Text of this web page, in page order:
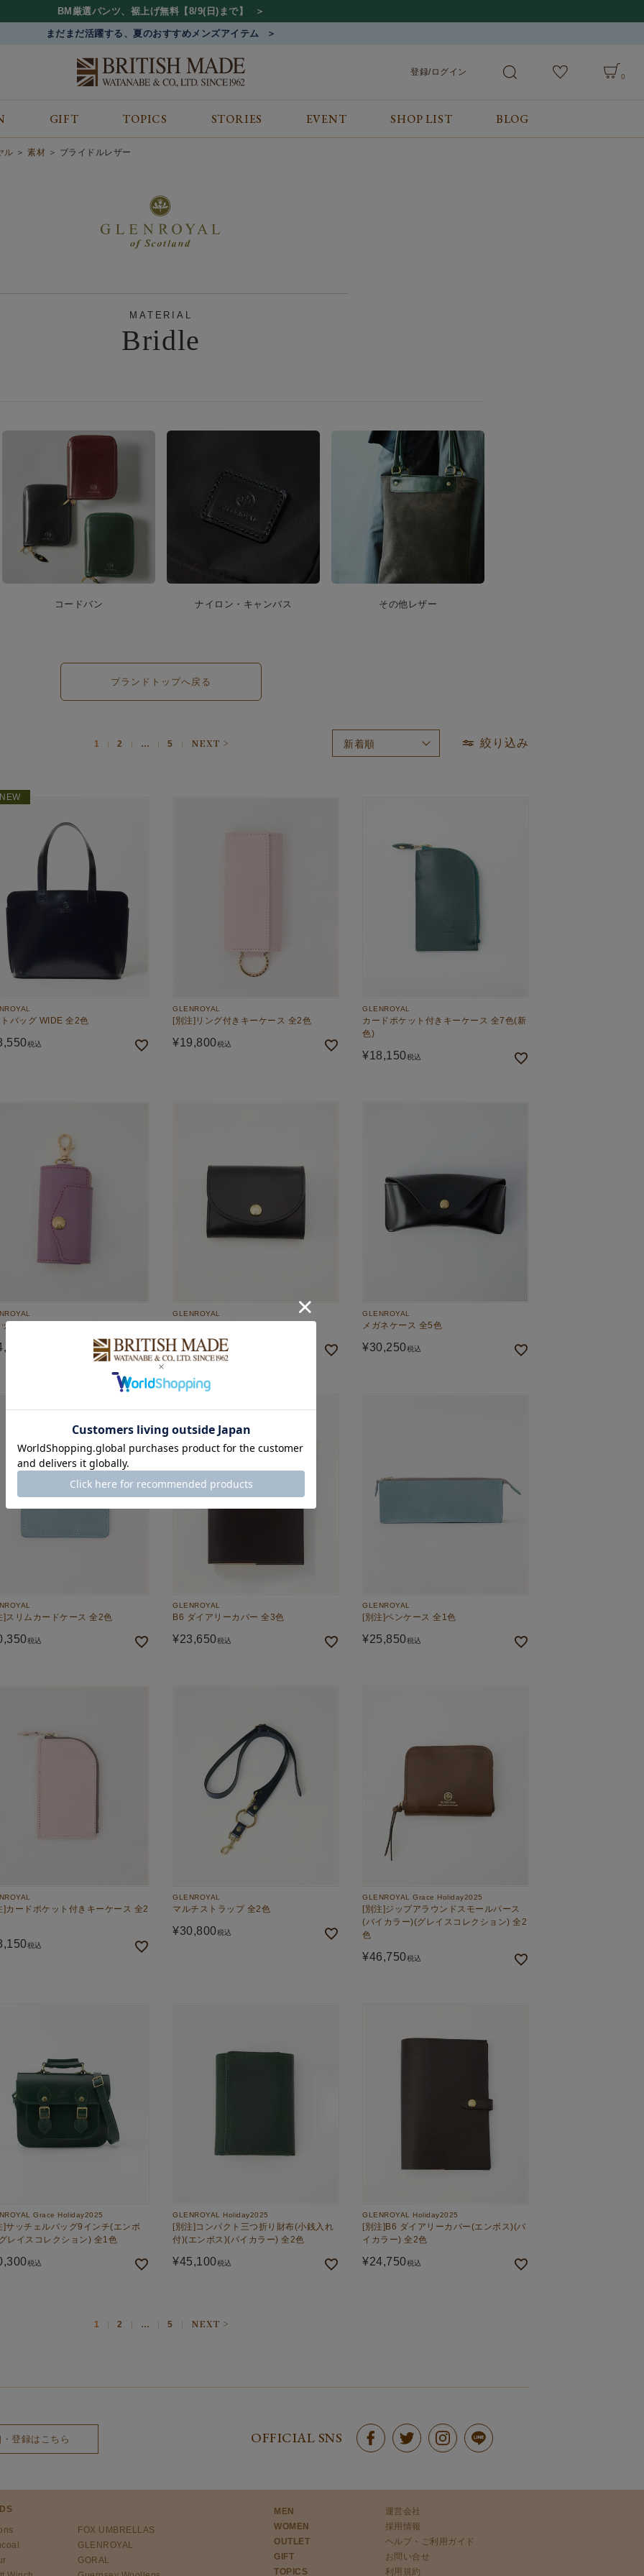
BM厳選パンツ、裾上げ無料【8/9(日)まで】
まだまだ活躍する、夏のおすすめメンズアイテム
カテゴリから探す
帽子&アクセサリー
ケア用品
その他
コンテンツをみる
会員サービス
ご利用ガイド/お問合せ
登録/ログイン
検索
0
GIFT TOPICS STORIES EVENT SHOP LIST BLOG
ル 素材 ブライドルレザー
MATERIAL
Bridle
コードバン ナイロン・キャンバス その他レザー
ブランドトップへ戻る
新着順
1 2 … 5 絞り込み
NEW
バッグ WIDE 全2色
税込
GLENROYAL
[別注]リング付きキーケース 全2色
¥19,800税込
GLENROYAL
カードポケット付きキーケース 全7色(新
色)
¥18,150税込
プキーケース 全9色(新色)
GLENROYAL
¥ 42,350税込
GLENROYAL
メガネケース 全5色
¥30,250税込
]スリムカードケース 全2色
税込
GLENROYAL
B6 ダイアリーカバー 全3色
¥23,650税込
GLENROYAL
[別注]ペンケース 全1色
¥25,850税込
]カードポケット付きキーケース 全2
税込
GLENROYAL
マルチストラップ 全2色
¥30,800税込
GLENROYAL Grace Holiday2025
[別注]ジップアラウンドスモールパース
(バイカラー)(グレイスコレクション) 全2
色
¥46,750税込
Grace Holiday2025
]サッチェルバッグ9インチ(エンボ
レイスコレクション) 全1色
税込
GLENROYAL Holiday2025
[別注]コンパクト三つ折り財布(小銭入れ
付)(エンボス)(バイカラー) 全2色
¥45,100税込
GLENROYAL Holiday2025
[別注]B6 ダイアリーカバー(エンボス)(バ
イカラー) 全2色
¥24,750税込
1 2 … 5
登録はこちら OFFICIAL SNS
FOX UMBRELLAS
GLENROYAL
GORAL
MEN
WOMEN
OUTLET
GIFT
TOPICS
運営会社
採用情報
ヘルプ・ご利用ガイド
お問い合せ
利用規約